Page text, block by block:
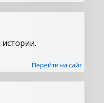
Перейти на сайт